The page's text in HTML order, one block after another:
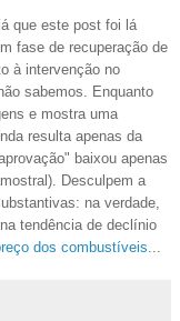
que este post foi lá
fase de recuperação de
à intervenção no
sabemos. Enquanto
e mostra uma
resulta apenas da
baixou apenas
Desculpem a
na verdade,
tendência de declínio
dos combustíveis